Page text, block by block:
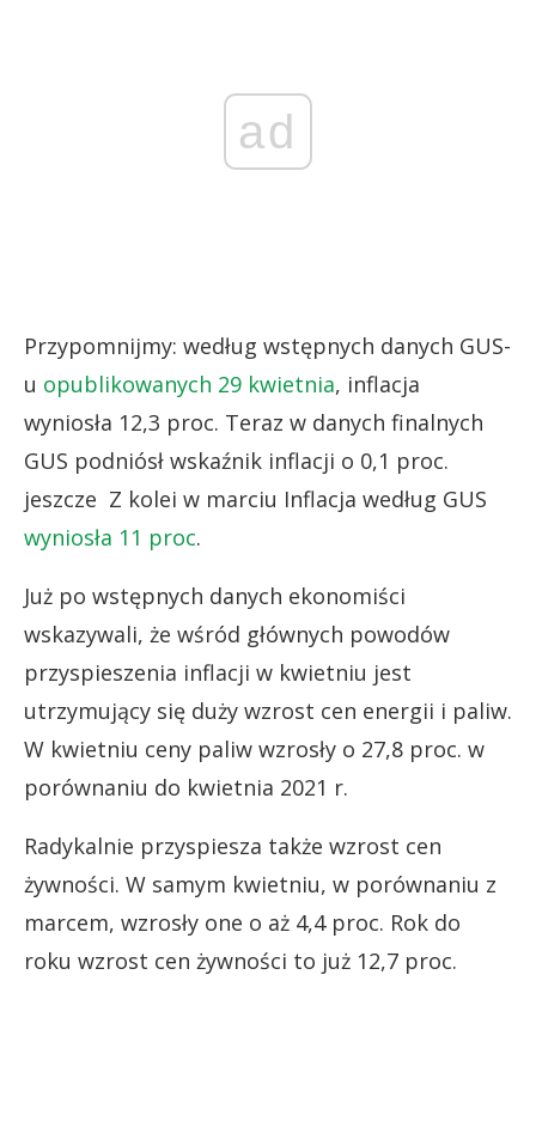
ad
Przypomnijmy: według wstępnych danych GUS-
u opublikowanych 29 kwietnia, inflacja
wyniosła 12,3 proc. Teraz w danych finalnych
GUS podniósł wskaźnik inflacji o 0,1 proc.
jeszcze Z kolei w marciu Inflacja według GUS
wyniosła 11 proc.
Już po wstępnych danych ekonomiści
wskazywali, że wśród głównych powodów
przyspieszenia inflacji w kwietniu jest
utrzymujący się duży wzrost cen energii i paliw.
W kwietniu ceny paliw wzrosły o 27,8 proc. w
porównaniu do kwietnia 2021 r.
Radykalnie przyspiesza także wzrost cen
żywności. W samym kwietniu, w porównaniu z
marcem, wzrosły one o aż 4,4 proc. Rok do
roku wzrost cen żywności to już 12,7 proc.